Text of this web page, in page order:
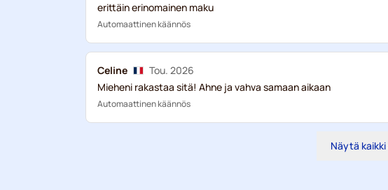
erittäin erinomainen maku
Automaattinen käännös
Celine
Tou. 2026
Mieheni rakastaa sitä! Ahne ja vahva samaan aikaan
Automaattinen käännös
Näytä